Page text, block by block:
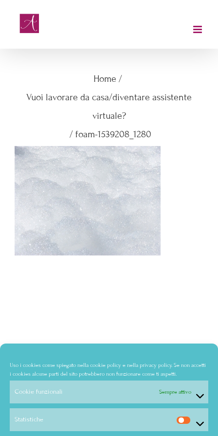
Uso i cookies come spiegato nella cookie policy e nella privacy policy. Se non accetti
i cookies alcune parti del sito potrebbero non funzionare come ti aspetti.
Cookie funzionali Sempre attivo
Statistiche
Home /
Vuoi lavorare da casa/diventare assistente
virtuale?
/ foam-1539208_1280